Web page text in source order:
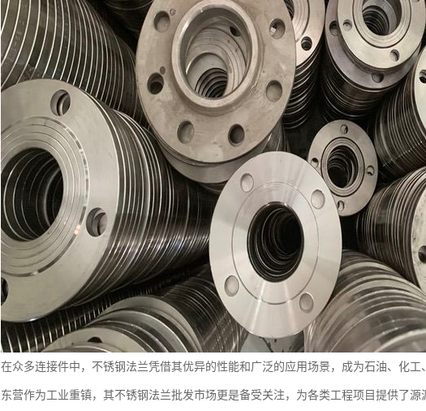
在众多连接件中，不锈钢法兰凭借其优异的性能和广泛的应用场景，成为石油、化工
东营作为工业重镇，其不锈钢法兰批发市场更是备受关注，为各类工程项目提供了